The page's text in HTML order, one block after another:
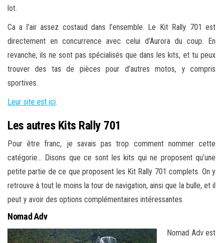
lot.
Ca a l’air assez costaud dans l’ensemble. Le Kit Rally 701 est
directement en concurrence avec celui d’Aurora du coup. En
revanche, ils ne sont pas spécialisés que dans les kits, et tu peux
trouver des tas de pièces pour d’autres motos, y compris
sportives.
Leur site est ici.
Les autres Kits Rally 701
Pour être franc, je savais pas trop comment nommer cette
catégorie… Disons que ce sont les kits qui ne proposent qu’une
petite partie de ce que proposent les Kit Rally 701 complets. On y
retrouve à tout le moins la tour de navigation, ainsi que la bulle, et il
peut y avoir des options complémentaires intéressantes.
Nomad Adv
Nomad Adv est